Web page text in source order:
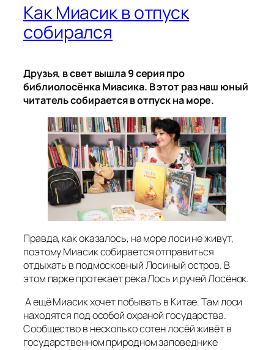
Как Миасик в отпуск
собирался
Друзья, в свет вышла 9 серия про
библиолосёнка Миасика. В этот раз наш юный
читатель собирается в отпуск на море.
Правда, как оказалось, на море лоси не живут,
поэтому Миасик собирается отправиться
отдыхать в подмосковный Лосиный остров. В
этом парке протекает река Лось и ручей Лосёнок.
А ещё Миасик хочет побывать в Китае. Там лоси
находятся под особой охраной государства.
Сообщество в несколько сотен лосёй живёт в
государственном природном заповеднике